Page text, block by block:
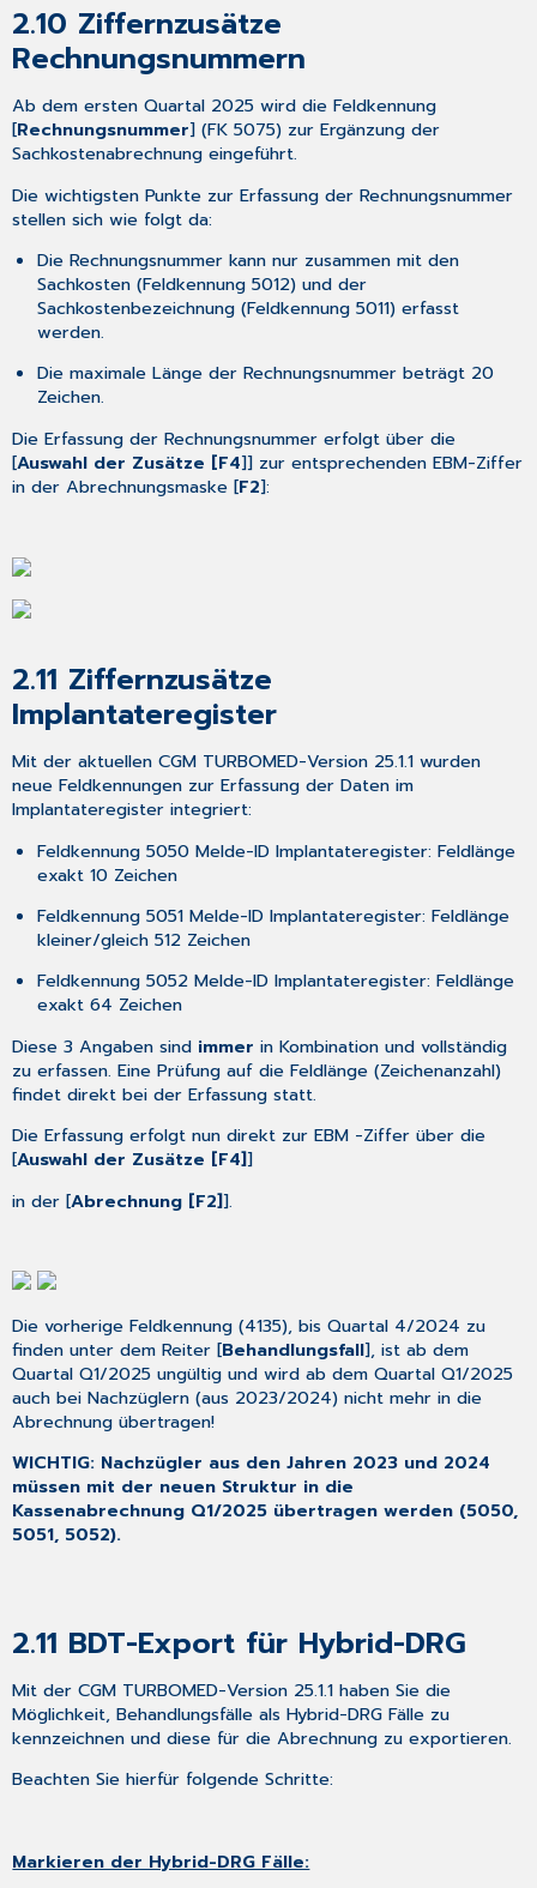
2.10 Ziffernzusätze
Rechnungsnummern
Ab dem ersten Quartal 2025 wird die Feldkennung
[Rechnungsnummer] (FK 5075) zur Ergänzung der
Sachkostenabrechnung eingeführt.
Die wichtigsten Punkte zur Erfassung der Rechnungsnummer
stellen sich wie folgt da:
Die Rechnungsnummer kann nur zusammen mit den
Sachkosten (Feldkennung 5012) und der
Sachkostenbezeichnung (Feldkennung 5011) erfasst
werden.
Die maximale Länge der Rechnungsnummer beträgt 20
Zeichen.
Die Erfassung der Rechnungsnummer erfolgt über die
[Auswahl der Zusätze [F4]] zur entsprechenden EBM-Ziffer
in der Abrechnungsmaske [F2]:
2.11 Ziffernzusätze
Implantateregister
Mit der aktuellen CGM TURBOMED-Version 25.1.1 wurden
neue Feldkennungen zur Erfassung der Daten im
Implantateregister integriert:
Feldkennung 5050 Melde-ID Implantateregister: Feldlänge
exakt 10 Zeichen
Feldkennung 5051 Melde-ID Implantateregister: Feldlänge
kleiner/gleich 512 Zeichen
Feldkennung 5052 Melde-ID Implantateregister: Feldlänge
exakt 64 Zeichen
Diese 3 Angaben sind immer in Kombination und vollständig
zu erfassen. Eine Prüfung auf die Feldlänge (Zeichenanzahl)
findet direkt bei der Erfassung statt.
Die Erfassung erfolgt nun direkt zur EBM -Ziffer über die
[Auswahl der Zusätze [F4]]
in der [Abrechnung [F2]].
Die vorherige Feldkennung (4135), bis Quartal 4/2024 zu
finden unter dem Reiter [Behandlungsfall], ist ab dem
Quartal Q1/2025 ungültig und wird ab dem Quartal Q1/2025
auch bei Nachzüglern (aus 2023/2024) nicht mehr in die
Abrechnung übertragen!
WICHTIG: Nachzügler aus den Jahren 2023 und 2024
müssen mit der neuen Struktur in die
Kassenabrechnung Q1/2025 übertragen werden (5050,
5051, 5052).
2.11 BDT-Export für Hybrid-DRG
Mit der CGM TURBOMED-Version 25.1.1 haben Sie die
Möglichkeit, Behandlungsfälle als Hybrid-DRG Fälle zu
kennzeichnen und diese für die Abrechnung zu exportieren.
Beachten Sie hierfür folgende Schritte:
Markieren der Hybrid-DRG Fälle: